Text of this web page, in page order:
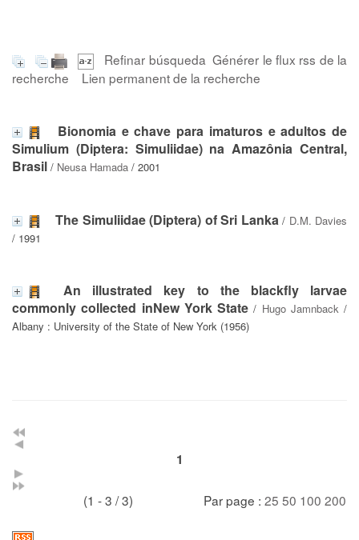
Refinar búsqueda Générer le flux rss de la
recherche
Lien permanent de la recherche
Bionomia e chave para imaturos e adultos de
Simulium (Diptera: Simuliidae) na Amazônia Central,
Brasil / Neusa Hamada / 2001
The Simuliidae (Diptera) of Sri Lanka/ D.M. Davies
/ 1991
An illustrated key to the blackfly larvae
commonly collected inNew York State / Hugo Jamnback/
Albany : University of the State of New York (1956)
1
(1 - 3 / 3) Par page : 25 50 100 200